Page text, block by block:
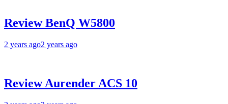
Review BenQ W5800
2 years ago2 years ago
Review Aurender ACS 10